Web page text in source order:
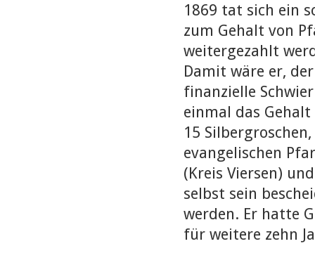
1869 tat sich ein
zum Gehalt von
weitergezahlt
Damit wäre er,
finanzielle
einmal das Gehalt
15
evangelischen
(Kreis Viersen)
selbst sein
werden. Er hatte
für weitere zehn